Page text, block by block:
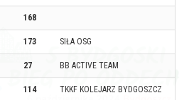
168
173 SIŁA OSG
27 BB ACTIVE TEAM
114 TKKF KOLEJARZ BYDGOSZCZ